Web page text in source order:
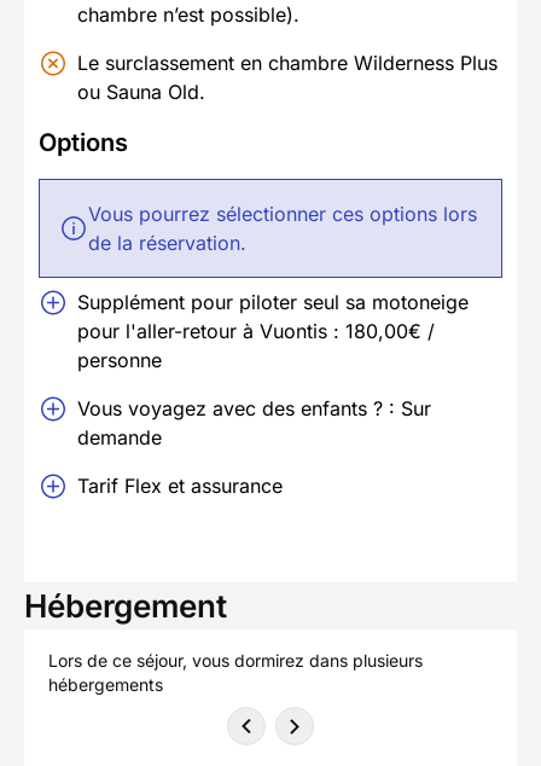
chambre n’est possible).
Le surclassement en chambre Wilderness Plus
ou Sauna Old.
Options
Vous pourrez sélectionner ces options lors
de la réservation.
Supplément pour piloter seul sa motoneige
pour l'aller-retour à Vuontis : 180,00€ /
personne
Vous voyagez avec des enfants ? : Sur
demande
Tarif Flex et assurance
Hébergement
Lors de ce séjour, vous dormirez dans plusieurs
hébergements